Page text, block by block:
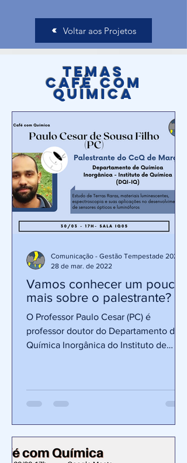
Voltar aos Projetos
Temas
Café com
Química
Vamos conhecer um pouco
mais sobre o palestrante?
O Professor Paulo Cesar (PC) é
professor doutor do Departamento de
Química Inorgânica do Instituto de
Comunicação - Gestão Tempestade 2022
28 de mar. de 2022